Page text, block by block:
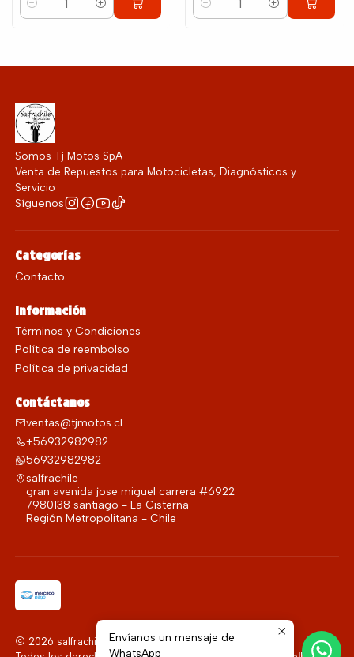
Cantidad Cantidad
Somos Tj Motos SpA
Venta de Repuestos para Motocicletas, Diagnósticos y
Servicio
Síguenos
Categorías
Contacto
Información
Términos y Condiciones
Política de reembolso
Política de privacidad
Contáctanos
ventas@tjmotos.cl
+56932982982
56932982982
salfrachile
gran avenida jose miguel carrera #6922
7980138 santiago - La Cisterna
Región Metropolitana - Chile
2026 salfrachile.
Envíanos un mensaje de
WhatsApp